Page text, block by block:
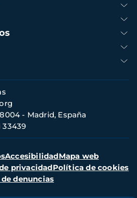
- Madrid, España
33439
AccesibilidadMapa web
privacidadPolítica de cookies
de denuncias